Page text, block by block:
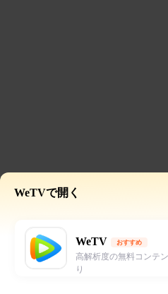
WeTVで開く
WeTV おすすめ
高解析度の無料コンテ
り